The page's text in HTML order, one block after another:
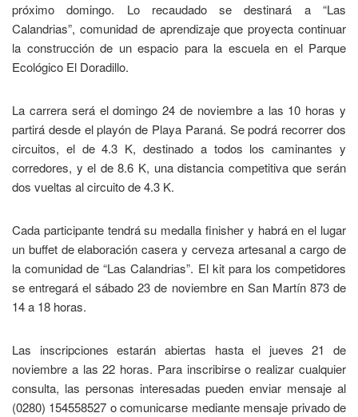
próximo domingo. Lo recaudado se destinará a “Las
Calandrias”, comunidad de aprendizaje que proyecta continuar
la construcción de un espacio para la escuela en el Parque
Ecológico El Doradillo.
La carrera será el domingo 24 de noviembre a las 10 horas y
partirá desde el playón de Playa Paraná. Se podrá recorrer dos
circuitos, el de 4.3 K, destinado a todos los caminantes y
corredores, y el de 8.6 K, una distancia competitiva que serán
dos vueltas al circuito de 4.3 K.
Cada participante tendrá su medalla finisher y habrá en el lugar
un buffet de elaboración casera y cerveza artesanal a cargo de
la comunidad de “Las Calandrias”. El kit para los competidores
se entregará el sábado 23 de noviembre en San Martín 873 de
14 a 18 horas.
Las inscripciones estarán abiertas hasta el jueves 21 de
noviembre a las 22 horas. Para inscribirse o realizar cualquier
consulta, las personas interesadas pueden enviar mensaje al
(0280) 154558527 o comunicarse mediante mensaje privado de